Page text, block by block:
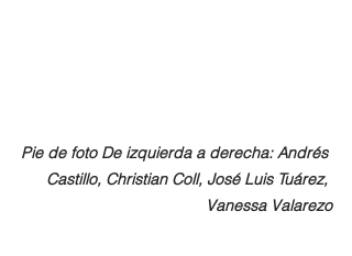
Pie de foto De izquierda a derecha: Andrés
Castillo, Christian Coll, José Luis Tuárez,
Vanessa Valarezo